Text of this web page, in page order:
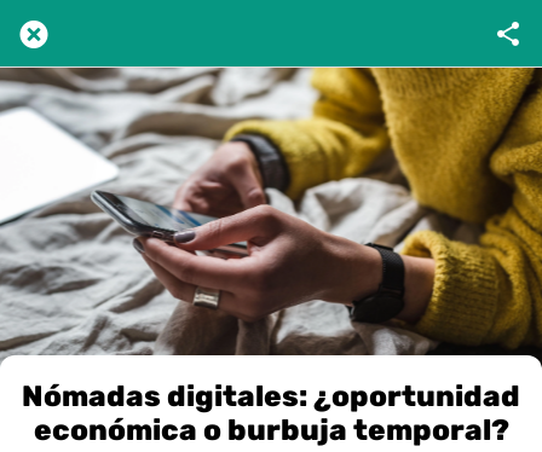
Nómadas digitales: ¿oportunidad
económica o burbuja temporal?